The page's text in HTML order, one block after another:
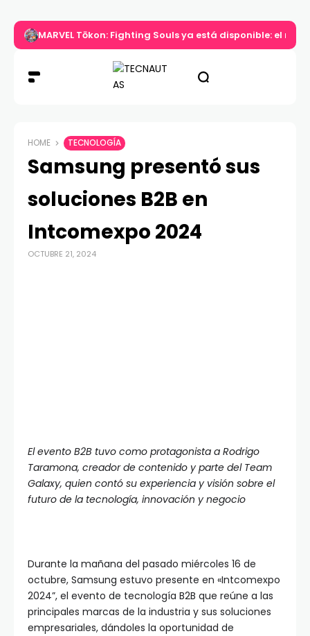
MARVEL Tōkon: Fighting Souls ya está disponible: el
HOME TECNOLOGÍA
Samsung presentó sus
soluciones B2B en
Intcomexpo 2024
OCTUBRE 21, 2024
El evento B2B tuvo como protagonista a Rodrigo
Taramona, creador de contenido y parte del Team
Galaxy, quien contó su experiencia y visión sobre el
futuro de la tecnología, innovación y negocio
Durante la mañana del pasado miércoles 16 de
octubre, Samsung estuvo presente en «Intcomexpo
2024”, el evento de tecnología B2B que reúne a las
principales marcas de la industria y sus soluciones
empresariales, dándoles la oportunidad de